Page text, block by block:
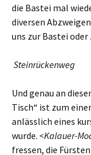
die Bastei mal
diversen
uns zur Bastei oder
Steinrückenweg
Und genau an
Tisch“ ist zum
anlässlich eines
wurde. <Kalauer-
fressen, die